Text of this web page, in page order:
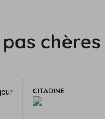
CITADINE